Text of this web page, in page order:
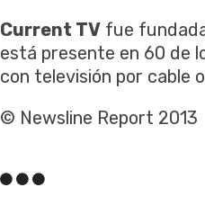
Current TV fue
está presente en 60 de
con televisión por cable
© Newsline Report 2013